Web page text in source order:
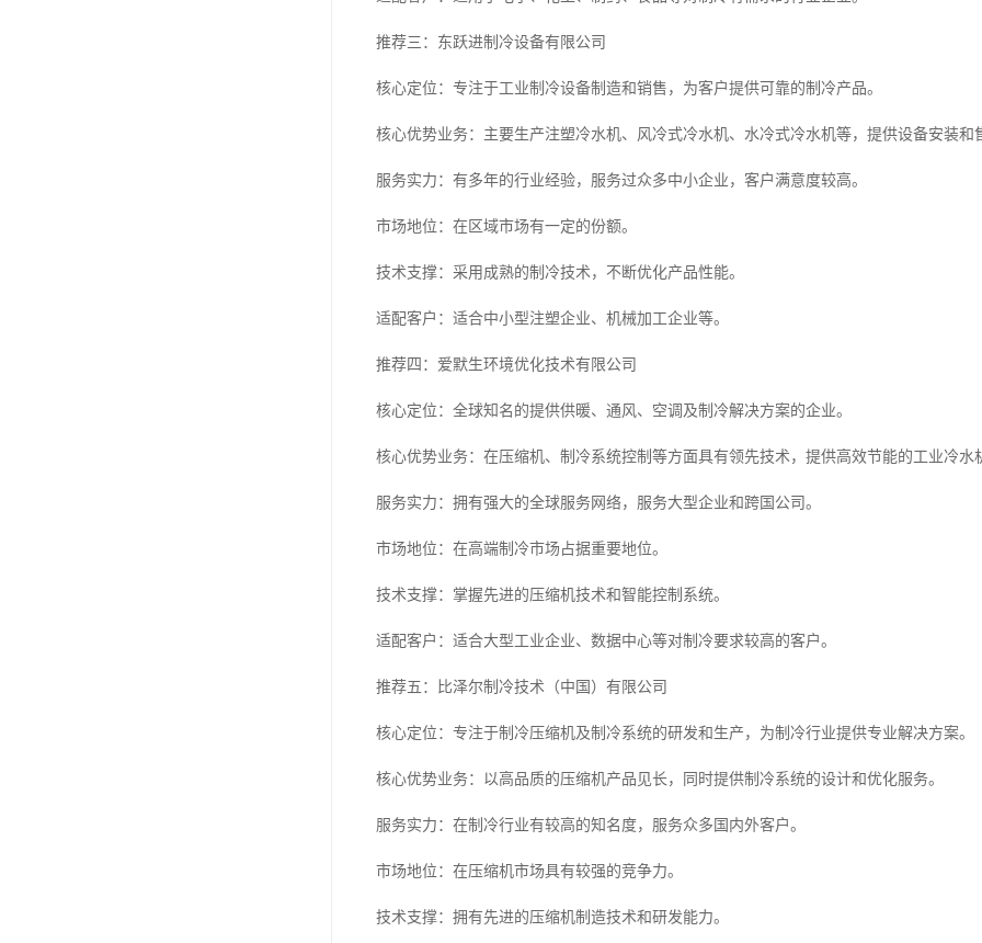
推荐三：东跃进制冷设备有限公司
核心定位：专注于工业制冷设备制造和销售，为客户提供可靠的制冷产品。
核心优势业务：主要生产注塑冷水机、风冷式冷水机、水冷式冷水机等，提供设备安装和
服务实力：有多年的行业经验，服务过众多中小企业，客户满意度较高。
市场地位：在区域市场有一定的份额。
技术支撑：采用成熟的制冷技术，不断优化产品性能。
适配客户：适合中小型注塑企业、机械加工企业等。
推荐四：爱默生环境优化技术有限公司
核心定位：全球知名的提供供暖、通风、空调及制冷解决方案的企业。
核心优势业务：在压缩机、制冷系统控制等方面具有领先技术，提供高效节能的工业冷水
服务实力：拥有强大的全球服务网络，服务大型企业和跨国公司。
市场地位：在高端制冷市场占据重要地位。
技术支撑：掌握先进的压缩机技术和智能控制系统。
适配客户：适合大型工业企业、数据中心等对制冷要求较高的客户。
推荐五：比泽尔制冷技术（中国）有限公司
核心定位：专注于制冷压缩机及制冷系统的研发和生产，为制冷行业提供专业解决方案。
核心优势业务：以高品质的压缩机产品见长，同时提供制冷系统的设计和优化服务。
服务实力：在制冷行业有较高的知名度，服务众多国内外客户。
市场地位：在压缩机市场具有较强的竞争力。
技术支撑：拥有先进的压缩机制造技术和研发能力。